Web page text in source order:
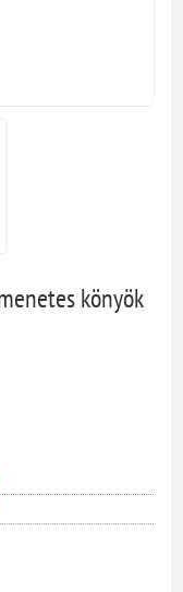
könyök